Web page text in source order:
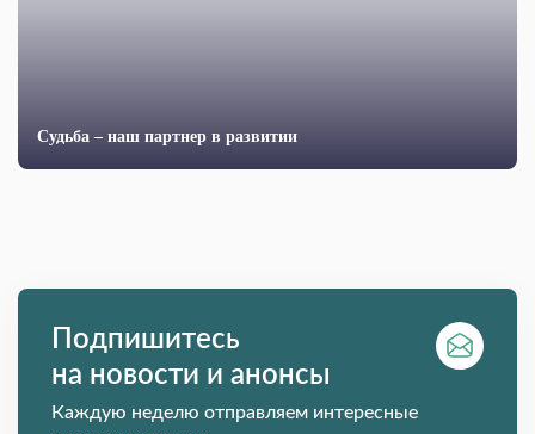
Судьба – наш партнер в развитии
Подпишитесь
на новости и анонсы
Каждую неделю отправляем интересные